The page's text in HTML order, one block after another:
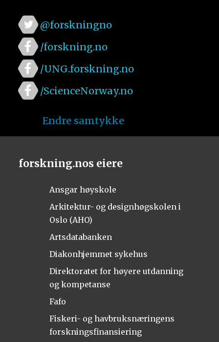
@forskningno
/forskning.no
/UNG.forskning.no
/ScienceNorway.no
Endre samtykke
forskning.nos eiere
Ansgar høyskole
Arkitektur- og designhøgskolen i
Oslo (AHO)
Artsdatabanken
Diakonhjemmet sykehus
Direktoratet for høyere utdanning
og kompetanse
Fafo
Fiskeri- og havbruksnæringens
forskningsfinansiering